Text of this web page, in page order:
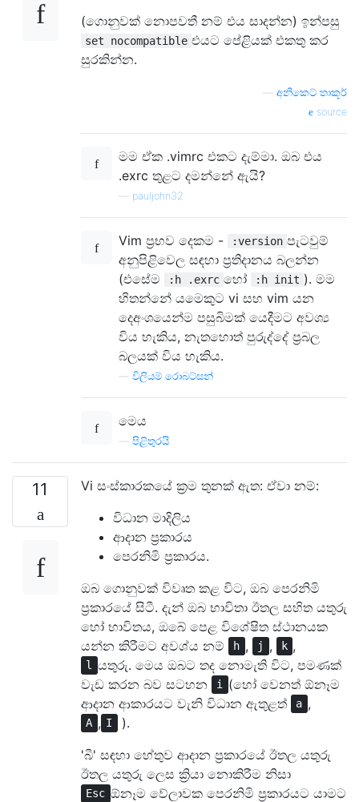
(ගොනුවක් නොපවතී නම් එය සාදන්න) ඉන්පසු
set nocompatible එයට පේළියක් එකතු කර
සුරකින්න.
අනිකෙට් තාකූර්
source
මම ඒක .vimrc එකට දැම්මා. ඔබ එය
.exrc තුළට දමන්නේ ඇයි?
pauljohn32
Vim ප්‍රභව දෙකම - :version පැටවුම්
අනුපිළිවෙල සඳහා ප්‍රතිදානය බලන්න
(එසේම
:h .exrc හෝ :h init ). මම
හිතන්නේ යමෙකුට vi සහ vim යන
දෙඅංශයෙන්ම පසුබිමක් යෙදීමට අවශ්‍ය
විය හැකිය, නැතහොත් පුරුද්දේ ප්‍රබල
බලයක් විය හැකිය.
විලියම් රොබට්සන්
මෙය
පිළිතුරයි
11
Vi සංස්කාරකයේ ක්‍රම තුනක් ඇත: ඒවා නම්:
විධාන මාදිලිය
ආදාන ප්‍රකාරය
පෙරනිමි ප්‍රකාරය.
ඔබ ගොනුවක් විවෘත කළ විට, ඔබ පෙරනිමි
ප්‍රකාරයේ සිටී. දැන් ඔබ භාවිතා ඊතල සහිත යතුරු
හෝ භාවිතය, ඔබේ පෙළ විශේෂිත ස්ථානයක
යන්න කිරීමට අවශ්ය නම්
h , j , k ,
l යතුරු. මෙය ඔබට තද නොමැති විට, පමණක්
වැඩ කරන බව සටහන
i (හෝ වෙනත් ඕනෑම
ආදාන ආකාරයට වැනි විධාන ඇතුළත්
a ,
A , I
).
'බී' සඳහා හේතුව ආදාන ප්‍රකාරයේ ඊතල යතුරු
ඊතල යතුරු ලෙස ක්‍රියා නොකිරීම නිසා
Esc ඕනෑම වේලාවක පෙරනිමි ප්‍රකාරයට යාමට